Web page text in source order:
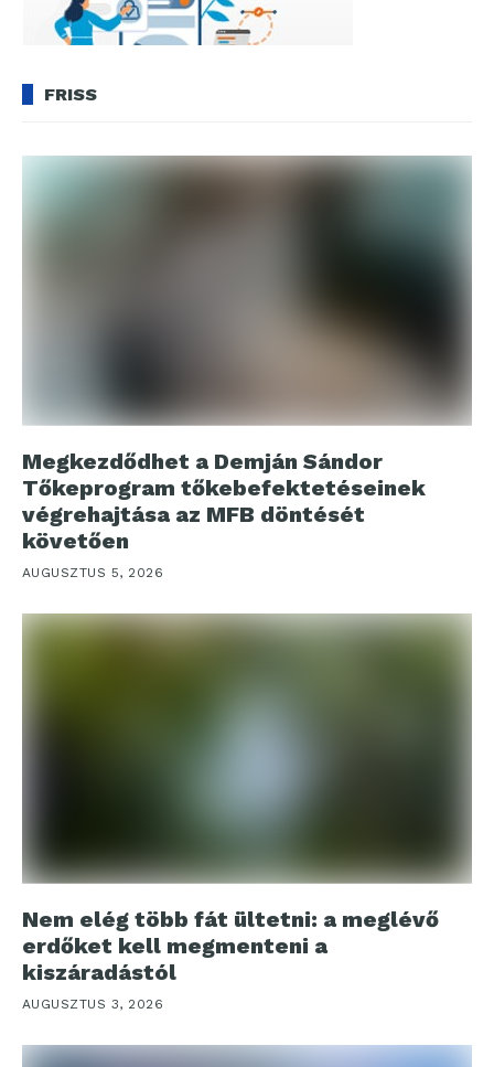
FRISS
Megkezdődhet a Demján Sándor
Tőkeprogram tőkebefektetéseinek
végrehajtása az MFB döntését
követően
AUGUSZTUS 5, 2026
Nem elég több fát ültetni: a meglévő
erdőket kell megmenteni a
kiszáradástól
AUGUSZTUS 3, 2026